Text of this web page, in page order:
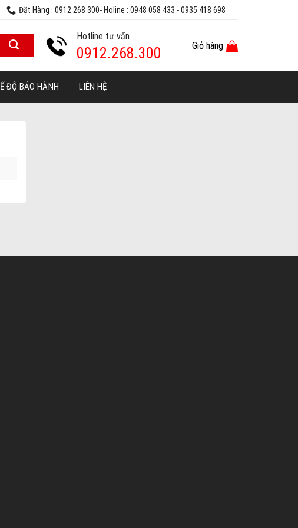
Đặt Hàng : 0912 268 300- Holine : 0948 058 433 - 0935 418 698
Hotline tư vấn
0912.268.300 Giỏ hàng
ĐỘ BẢO HÀNH LIÊN HỆ